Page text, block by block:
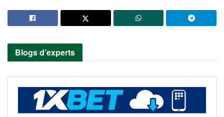
Blogs d’experts